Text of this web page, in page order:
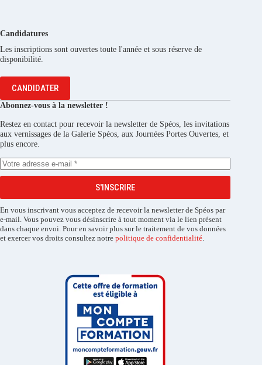
Candidatures
Les inscriptions sont ouvertes toute l'année et sous réserve de
disponibilité.
CANDIDATER
Abonnez-vous à la newsletter !
Restez en contact pour recevoir la newsletter de Spéos, les invitations
aux vernissages de la Galerie Spéos, aux Journées Portes Ouvertes, et
plus encore.
S'INSCRIRE
En vous inscrivant vous acceptez de recevoir la newsletter de Spéos par
e-mail. Vous pouvez vous désinscrire à tout moment via le lien présent
dans chaque envoi. Pour en savoir plus sur le traitement de vos données
et exercer vos droits consultez notre politique de confidentialité.